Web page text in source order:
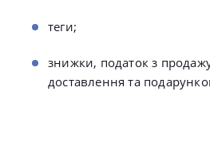
теги;
знижки, податок з
доставлення та